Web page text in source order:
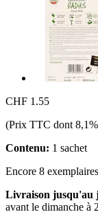
CHF 1.55
(Prix TTC dont
Contenu: 1 sachet
Encore 8
Livraison jusqu'au
avant le dimanche à